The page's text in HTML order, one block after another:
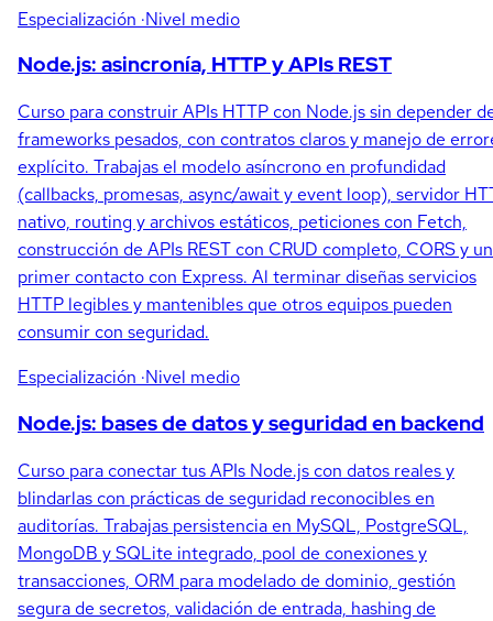
Especialización ·Nivel medio
Node.js: asincronía, HTTP y APIs REST
Curso para construir APIs HTTP con Node.js sin depender
frameworks pesados, con contratos claros y manejo de
explícito. Trabajas el modelo asíncrono en profundidad
(callbacks, promesas, async/await y event loop), servidor
nativo, routing y archivos estáticos, peticiones con Fetch,
construcción de APIs REST con CRUD completo, CORS y un
primer contacto con Express. Al terminar diseñas servicios
HTTP legibles y mantenibles que otros equipos pueden
consumir con seguridad.
Especialización ·Nivel medio
Node.js: bases de datos y seguridad en backend
Curso para conectar tus APIs Node.js con datos reales y
blindarlas con prácticas de seguridad reconocibles en
auditorías. Trabajas persistencia en MySQL, PostgreSQL,
MongoDB y SQLite integrado, pool de conexiones y
transacciones, ORM para modelado de dominio, gestión
segura de secretos, validación de entrada, hashing de